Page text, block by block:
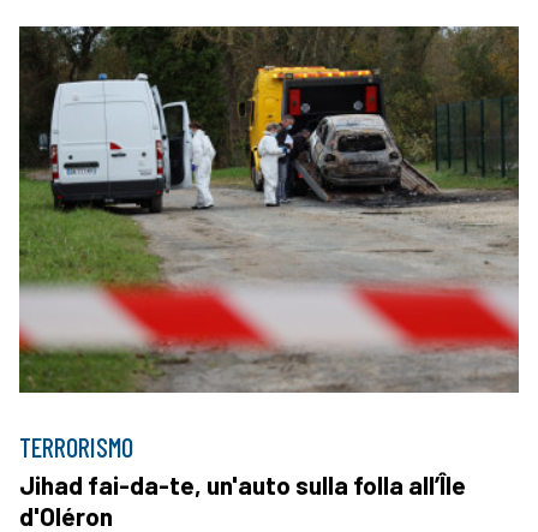
TERRORISMO
Jihad fai-da-te, un'auto sulla folla all’Île
d'Oléron